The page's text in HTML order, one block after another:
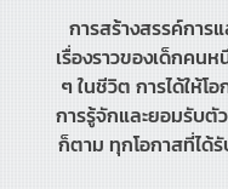
การสร้างสรรค์การ
เรื่องราวของเด็กคน
ๆ ในชีวิต การได้ให้โ
การรู้จักและยอมรับตั
ก็ตาม ทุกโอกาสที่ได้